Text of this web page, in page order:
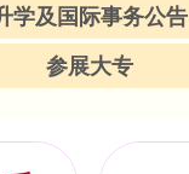
学及国际事务公告
参展大专